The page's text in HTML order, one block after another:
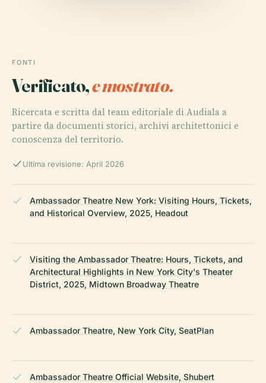
FONTI
Verificato,e mostrato.
Ricercata e scritta dal team editoriale di Audiala a
partire da documenti storici, archivi architettonici e
conoscenza del territorio.
Ultima revisione: April 2026
Ambassador Theatre New York: Visiting Hours, Tickets,
and Historical Overview, 2025, Headout
Visiting the Ambassador Theatre: Hours, Tickets, and
Architectural Highlights in New York City's Theater
District, 2025, Midtown Broadway Theatre
Ambassador Theatre, New York City, SeatPlan
Ambassador Theatre Official Website, Shubert